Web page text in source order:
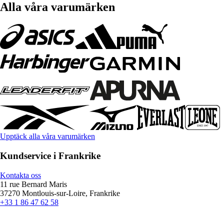
Alla våra varumärken
Upptäck alla våra varumärken
Kundservice i Frankrike
Kontakta oss
11 rue Bernard Maris
37270 Montlouis-sur-Loire, Frankrike
+33 1 86 47 62 58